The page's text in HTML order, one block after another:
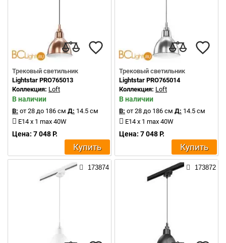
Трековый светильник
Lightstar PRO765013
Коллекция: Loft
В наличии
В: от 28 до 186 см Д: 14.5 см
E14 x 1 max 40W
Цена: 7 048 Р.
Купить
Трековый светильник
Lightstar PRO765014
Коллекция: Loft
В наличии
В: от 28 до 186 см Д: 14.5 см
E14 x 1 max 40W
Цена: 7 048 Р.
Купить
173874 173872